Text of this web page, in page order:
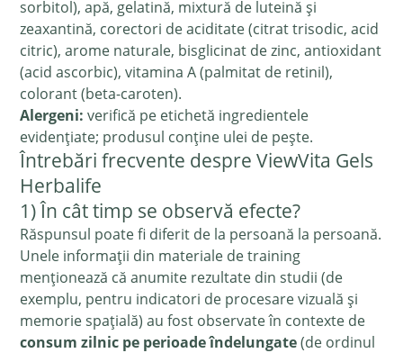
sorbitol), apă, gelatină, mixtură de luteină și
zeaxantină, corectori de aciditate (citrat trisodic, acid
citric), arome naturale, bisglicinat de zinc, antioxidant
(acid ascorbic), vitamina A (palmitat de retinil),
colorant (beta-caroten).
Alergeni: verifică pe etichetă ingredientele
evidențiate; produsul conține ulei de pește.
Întrebări frecvente despre ViewVita Gels
Herbalife
1) În cât timp se observă efecte?
Răspunsul poate fi diferit de la persoană la persoană.
Unele informații din materiale de training
menționează că anumite rezultate din studii (de
exemplu, pentru indicatori de procesare vizuală și
memorie spațială) au fost observate în contexte de
consum zilnic pe perioade îndelungate(de ordinul